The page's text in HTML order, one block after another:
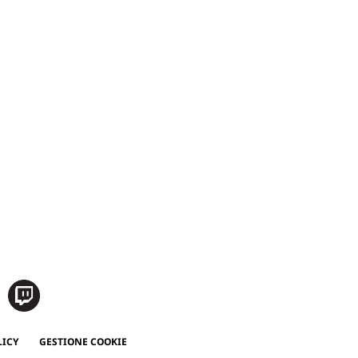
GESTIONE COOKIE